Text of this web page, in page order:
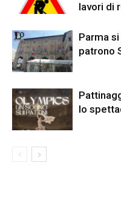
lavori di
Parma
patrono
lo